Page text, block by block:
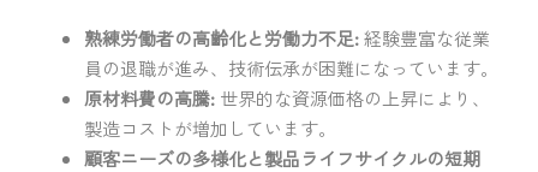
熟練労働者の高齢化と労働力不足:経験豊富な従業
員の退職が進み、技術伝承が困難になっています。
原材料費の高騰: 世界的な資源価格の上昇により、
製造コストが増加しています。
顧客ニーズの多様化と製品ライフサイクルの短期